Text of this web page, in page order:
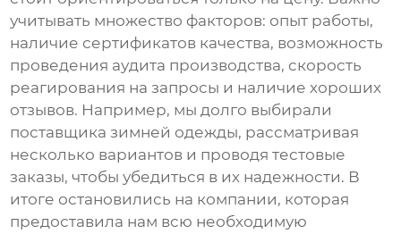
учитывать множество факторов: опыт работы,
наличие сертификатов качества, возможность
проведения аудита производства, скорость
реагирования на запросы и наличие хороших
отзывов. Например, мы долго выбирали
поставщика зимней одежды, рассматривая
несколько вариантов и проводя тестовые
заказы, чтобы убедиться в их надежности. В
итоге остановились на компании, которая
предоставила нам всю необходимую